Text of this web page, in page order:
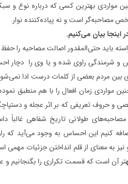
مواردی بهترین کسی که درباره نوع
مصاحبه‌گر است و نه پیاده‌کننده نوار.
اینجا بیان می‌کنیم.
باید حتی‌المقدور اصالت مصاحبه را
و شرمندگی راوی شده و یا وی را دچار
بین مردم بعضی از کلمات درست ادا
مواردی زمان افعال را با هم منطبق
حروف تعریفی که بر اثر عجله و
طولانی تاریخ شفاهی غالباً
کنیم این احساس به وجود می‌آید که
به معنای از قلم انداختن جزئیات مهمی
آن است که قسمت تکراری را بگنجانیم و